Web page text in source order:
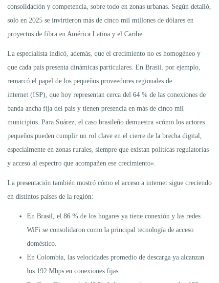
consolidación y competencia, sobre todo en zonas urbanas. Según detalló,
solo en 2025 se invirtieron más de cinco mil millones de dólares en
proyectos de fibra en América Latina y el Caribe.
La especialista indicó, además, que el crecimiento no es homogéneo y
que cada país presenta dinámicas particulares. En Brasil, por ejemplo,
remarcó el papel de los pequeños proveedores regionales de
internet (ISP), que hoy representan cerca del 64 % de las conexiones de
banda ancha fija del país y tienen presencia en más de cinco mil
municipios. Para Suárez, el caso brasileño demuestra «cómo los actores
pequeños pueden cumplir un rol clave en el cierre de la brecha digital,
especialmente en zonas rurales, siempre que existan políticas regulatorias
y acceso al espectro que acompañen ese crecimiento».
La presentación también mostró cómo el acceso a internet sigue creciendo
en distintos países de la región:
En Brasil, el 86 % de los hogares ya tiene conexión y las redes
WiFi se consolidaron como la principal tecnología de acceso
doméstico.
En Colombia, las velocidades promedio de descarga ya alcanzan
los 192 Mbps en conexiones fijas.